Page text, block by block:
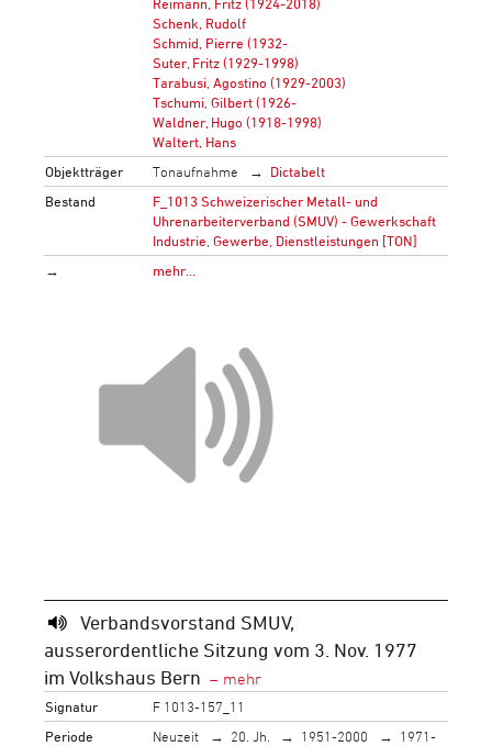
Schenk, Rudolf
Schmid, Pierre (1932-
Suter, Fritz (1929-1998)
Tarabusi, Agostino (1929-2003)
Tschumi, Gilbert (1926-
Waldner, Hugo (1918-1998)
Waltert, Hans
Objektträger
Tonaufnahme
Dictabelt
Bestand
F_1013 Schweizerischer Metall- und
Uhrenarbeiterverband (SMUV) - Gewerkschaft
Industrie, Gewerbe, Dienstleistungen [TON]
→
mehr…
Verbandsvorstand SMUV,
ausserordentliche Sitzung vom 3. Nov. 1977
im Volkshaus Bern
Signatur
F 1013-157_11
Periode
Neuzeit 20. Jh. 1951-2000
1971-